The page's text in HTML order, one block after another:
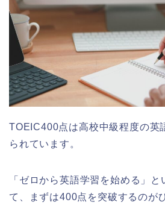
TOEIC400点は高校中級程度の英
られています。
「ゼロから英語学習を始める」
て、まずは400点を突破するのが